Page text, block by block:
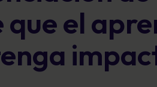
el